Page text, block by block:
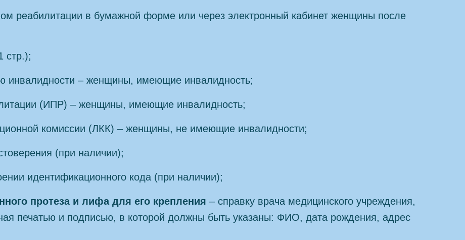
реабилитации в бумажной форме или через электронный кабинет женщины после
стр.);
инвалидности – женщины, имеющие инвалидность;
(ИПР) – женщины, имеющие инвалидность;
комиссии (ЛКК) – женщины, не имеющие инвалидности;
(при наличии);
идентификационного кода (при наличии);
протеза и лифа для его крепления – справку врача медицинского учреждения,
печатью и подписью, в которой должны быть указаны: ФИО, дата рождения, адрес